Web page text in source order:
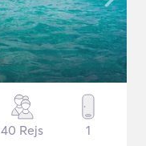
40 Rejs 1